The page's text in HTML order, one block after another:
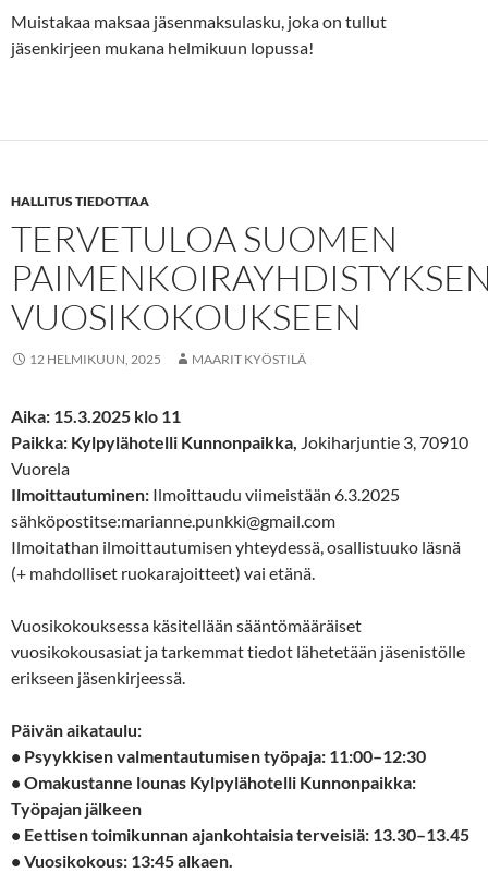
Muistakaa maksaa jäsenmaksulasku, joka on tullut
jäsenkirjeen mukana helmikuun lopussa!
HALLITUS TIEDOTTAA
TERVETULOA SUOMEN
VUOSIKOKOUKSEEN
12 HELMIKUUN, 2025 MAARIT KYÖSTILÄ
Aika: 15.3.2025 klo 11
Paikka: Kylpylähotelli Kunnonpaikka, Jokiharjuntie 3, 70910
Vuorela
Ilmoittautuminen: Ilmoittaudu viimeistään 6.3.2025
sähköpostitse:marianne.punkki@gmail.com
Ilmoitathan ilmoittautumisen yhteydessä, osallistuuko läsnä
(+ mahdolliset ruokarajoitteet) vai etänä.
Vuosikokouksessa käsitellään sääntömääräiset
vuosikokousasiat ja tarkemmat tiedot lähetetään jäsenistölle
erikseen jäsenkirjeessä.
Päivän aikataulu:
• Psyykkisen valmentautumisen työpaja: 11:00–12:30
• Omakustanne lounas Kylpylähotelli Kunnonpaikka:
Työpajan jälkeen
• Eettisen toimikunnan ajankohtaisia terveisiä: 13.30–13.45
• Vuosikokous: 13:45 alkaen.